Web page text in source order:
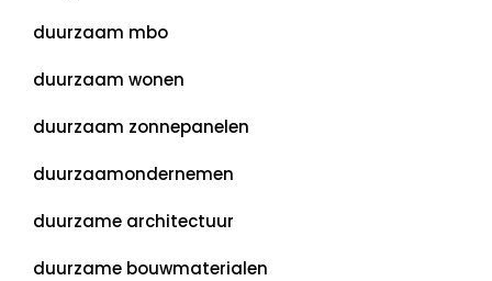
duurzaam mbo
duurzaam wonen
duurzaam zonnepanelen
duurzaamondernemen
duurzame architectuur
duurzame bouwmaterialen